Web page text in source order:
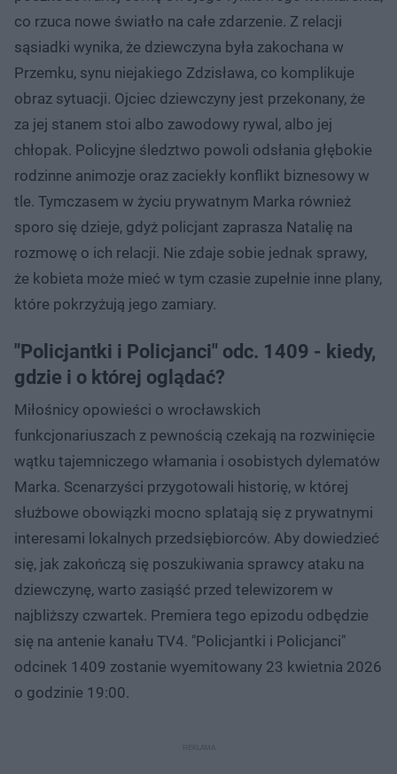
co rzuca nowe światło na całe zdarzenie. Z relacji
sąsiadki wynika, że dziewczyna była zakochana w
Przemku, synu niejakiego Zdzisława, co komplikuje
obraz sytuacji. Ojciec dziewczyny jest przekonany, że
za jej stanem stoi albo zawodowy rywal, albo jej
chłopak. Policyjne śledztwo powoli odsłania głębokie
rodzinne animozje oraz zaciekły konflikt biznesowy w
tle. Tymczasem w życiu prywatnym Marka również
sporo się dzieje, gdyż policjant zaprasza Natalię na
rozmowę o ich relacji. Nie zdaje sobie jednak sprawy,
że kobieta może mieć w tym czasie zupełnie inne plany,
które pokrzyżują jego zamiary.
"Policjantki i Policjanci" odc. 1409 - kiedy,
gdzie i o której oglądać?
Miłośnicy opowieści o wrocławskich
funkcjonariuszach z pewnością czekają na rozwinięcie
wątku tajemniczego włamania i osobistych dylematów
Marka. Scenarzyści przygotowali historię, w której
służbowe obowiązki mocno splatają się z prywatnymi
interesami lokalnych przedsiębiorców. Aby dowiedzieć
się, jak zakończą się poszukiwania sprawcy ataku na
dziewczynę, warto zasiąść przed telewizorem w
najbliższy czwartek. Premiera tego epizodu odbędzie
się na antenie kanału TV4. "Policjantki i Policjanci"
odcinek 1409 zostanie wyemitowany 23 kwietnia 2026
o godzinie 19:00.